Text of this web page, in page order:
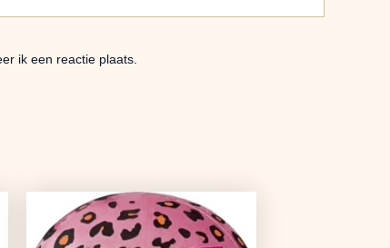
ik een reactie plaats.
Oorspronkelijke
prijs
was:
Huidige
prijs
is: